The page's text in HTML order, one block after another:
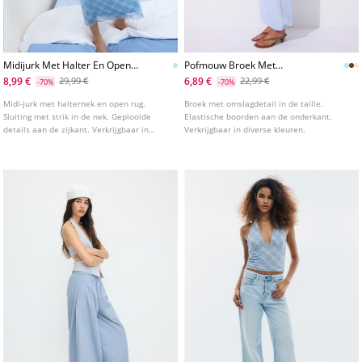
Midijurk Met Halter En Open
Rug
8,99 € -70% 29,99 €
Midi-jurk met halternek en open rug.
Sluiting met strik in de nek. Geplooide
details aan de zijkant. Verkrijgbaar in
Pofmouw Broek Met
Omslagtaille
6,89 € -70% 22,99 €
Broek met omslagdetail in de taille.
Elastische boorden aan de onderkant.
Verkrijgbaar in diverse kleuren.